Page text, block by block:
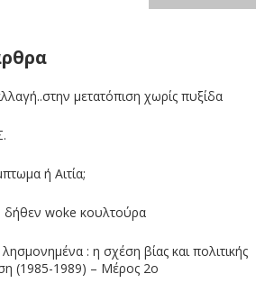
μετατόπιση χωρίς πυξίδα
ή Αιτία;
δήθεν woke κουλτούρα
: η σχέση βίας και πολιτικής
(1985-1989) – Μέρος 2ο